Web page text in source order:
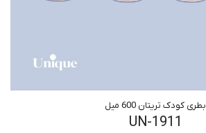
بطری کودک تریتان 600 میل
UN-1911